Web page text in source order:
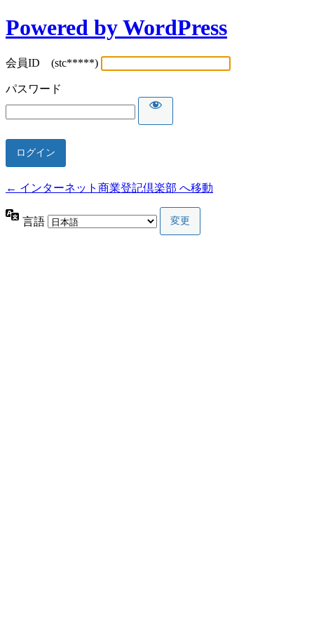
Powered by WordPress
会員ID (stc*****)
パスワード
← インターネット商業登記倶楽部 へ移動
言語